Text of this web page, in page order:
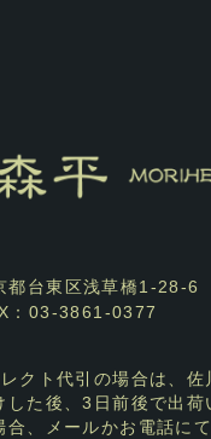
都台東区浅草橋1-28-
：03-3861-0377
クト代引の場合は、佐
した後、3日前後で出荷
合、メールかお電話に